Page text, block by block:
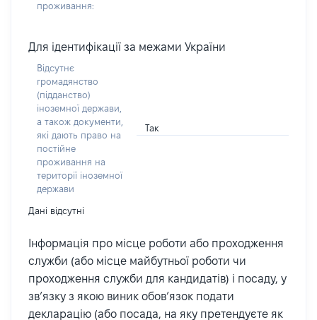
проживання:
Для ідентифікації за межами України
Відсутнє
громадянство
(підданство)
іноземної держави,
а також документи,
які дають право на
постійне
проживання на
території іноземної
держави
Так
Дані відсутні
Інформація про місце роботи або проходження
служби (або місце майбутньої роботи чи
проходження служби для кандидатів) і посаду, у
зв’язку з якою виник обов’язок подати
декларацію (або посада, на яку претендуєте як